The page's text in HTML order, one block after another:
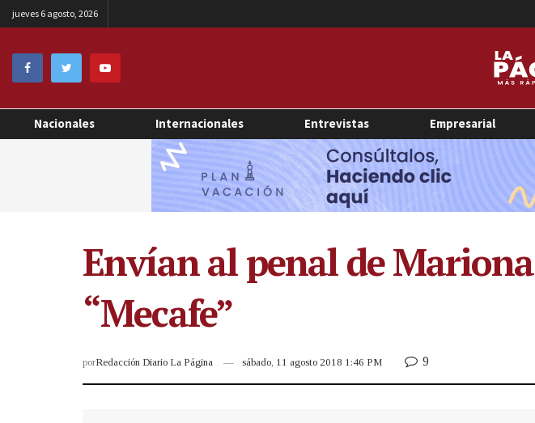
jueves 6 agosto, 2026
Nacionales Internacionales Entrevistas Empresarial
Envían al penal de
“Mecafe”
porRedacción Diario La Página sábado, 11 agosto 2018 1:46 PM 9